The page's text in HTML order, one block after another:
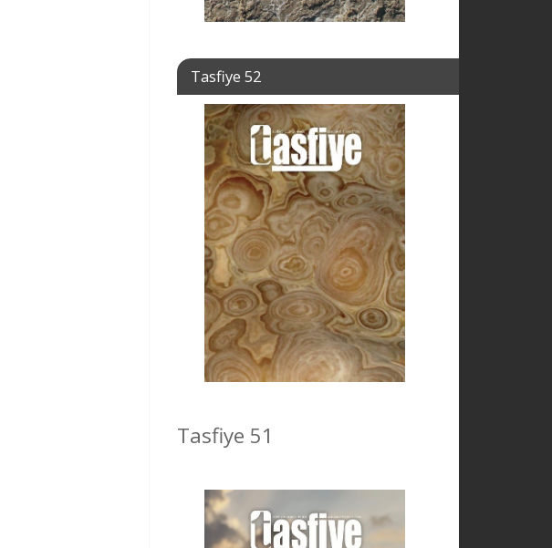
Tasfiye 52
Tasfiye 51